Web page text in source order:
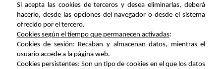
Si acepta las cookies de terceros y desea eliminarlas, deberá
hacerlo, desde las opciones del navegador o desde el sistema
ofrecido por el tercero.
Cookies según el tiempo que permanecen activadas:
Cookies de sesión: Recaban y almacenan datos, mientras el
usuario accede a la página web.
Cookies persistentes: Son un tipo de cookies en el que los datos